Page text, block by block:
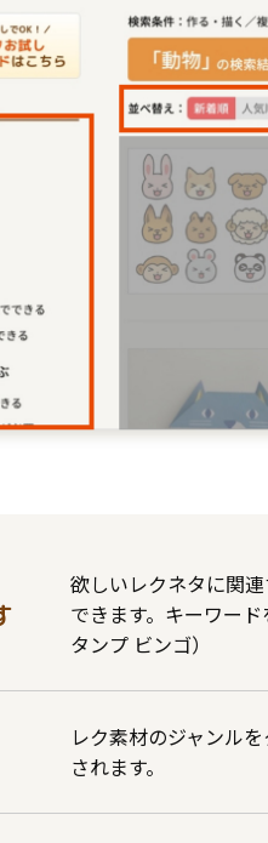
欲しいレクネタに関
できます。キーワー
タンプ ビンゴ）
レク素材のジャンル
されます。